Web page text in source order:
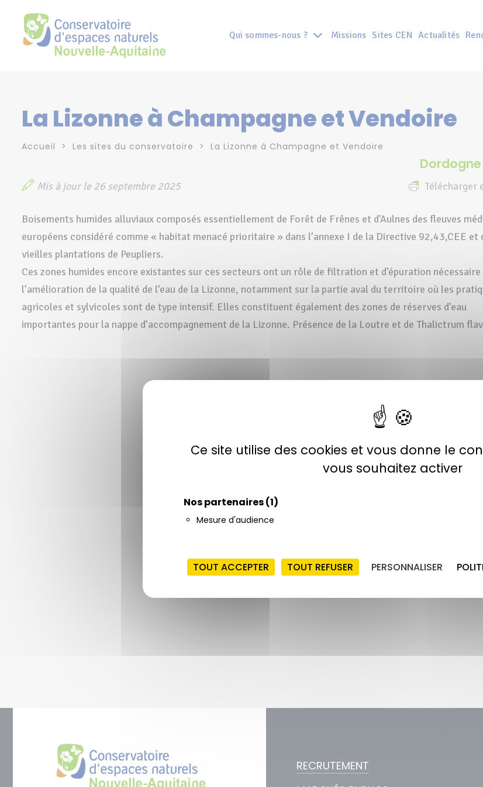
Ce site utilise des cookies et vous donne le
vous souhaitez activer
Nos partenaires(1)
Mesure d'audience
TOUT ACCEPTER TOUT REFUSER PERSONNALISER
Qui sommes-nous ? Missions Sites CEN Actualités
La Lizonne à Champagne et Vendoire
Accueil Les sites du conservatoire La Lizonne à Champagne et Vendoire
Mis à jour le 26 septembre 2025 Télécharger
Boisements humides alluviaux composés essentiellement de Forêt de Frênes et d’Aulnes des fleuves
européens considéré comme « habitat menacé prioritaire » dans l’annexe I de la Directive 92,43,CEE et
vieilles plantations de Peupliers.
Ces zones humides encore existantes sur ces secteurs ont un rôle de filtration et d’épuration nécessaire
l’amélioration de la qualité de l’eau de la Lizonne, notamment sur la partie aval du territoire où les
agricoles et sylvicoles sont de type intensif. Elles constituent également des zones de réserves d’eau
importantes pour la nappe d’accompagnement de la Lizonne. Présence de la Loutre et de Thalictrum
RECRUTEMENT